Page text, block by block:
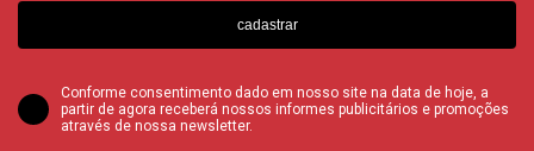
cadastrar
Conforme consentimento dado em nosso site na data de hoje, a
partir de agora receberá nossos informes publicitários e promoções
através de nossa newsletter.